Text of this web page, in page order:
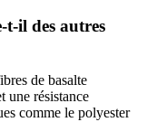
t-il des autres
de basalte
une résistance
comme le polyester